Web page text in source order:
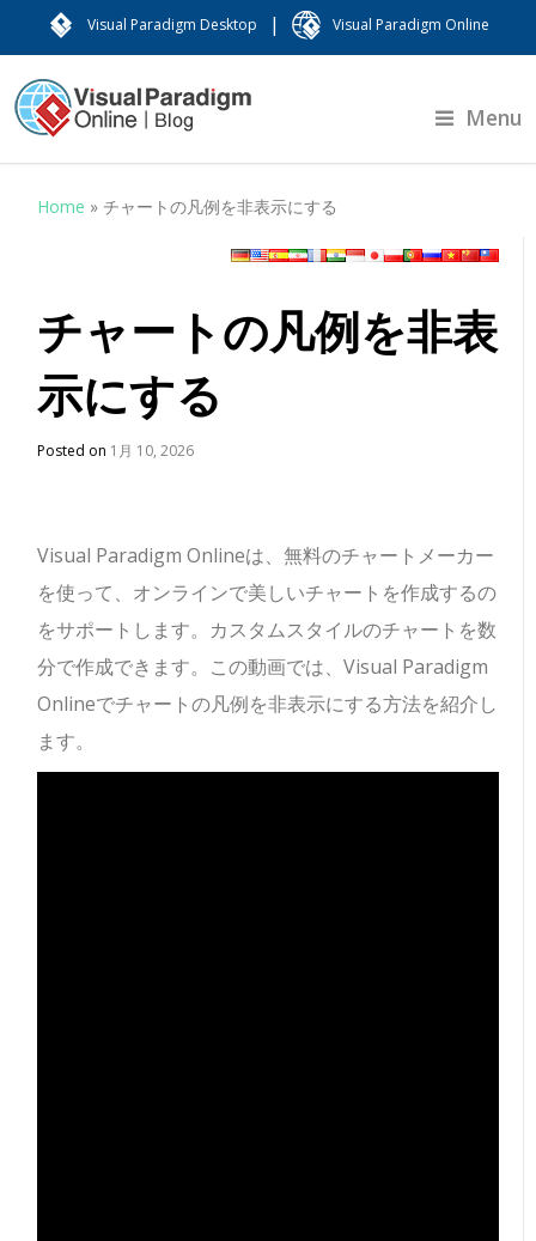
Visual Paradigm Desktop | Visual Paradigm Online
Menu
Home » チャートの凡例を非表示にする
チャートの凡例を非表
示にする
Posted on 1月 10, 2026
Visual Paradigm Onlineは、無料のチャートメーカー
を使って、オンラインで美しいチャートを作成するの
をサポートします。カスタムスタイルのチャートを数
分で作成できます。この動画では、Visual Paradigm
Onlineでチャートの凡例を非表示にする方法を紹介し
ます。